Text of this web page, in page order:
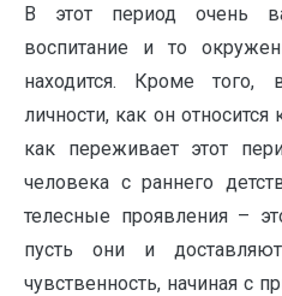
В этот период очень
воспитание и то
находится. Кроме
личности, как он
как переживает этот
человека с раннего
телесные проявления –
пусть они и
чувственность, начиная с